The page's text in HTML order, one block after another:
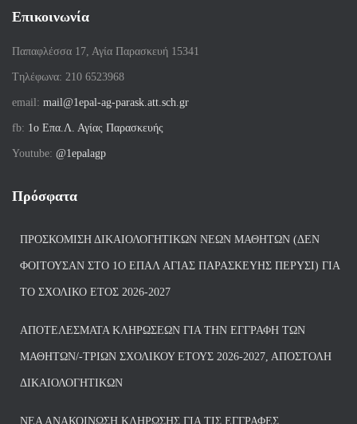
Επικοινωνία
Παπαφλέσσα 17, Αγία Παρασκευή 15341
Tηλέφωνα: 210 6523968
email: mail@1epal-ag-parask.att.sch.gr
fb: 1ο Επα.Λ. Αγίας Παρασκευής
Youtube: @1epalagp
Πρόσφατα
ΠΡΟΣΚΌΜΙΣΗ ΔΙΚΑΙΟΛΟΓΗΤΙΚΏΝ ΝΈΩΝ ΜΑΘΗΤΏΝ (ΔΕΝ
ΦΟΙΤΟΎΣΑΝ ΣΤΟ 1Ο ΕΠΑΛ ΑΓΙΑΣ ΠΑΡΑΣΚΕΥΗΣ ΠΈΡΥΣΙ) ΓΙΑ
ΤΟ ΣΧΟΛΙΚΌ ΈΤΟΣ 2026-2027
ΑΠΟΤΕΛΈΣΜΑΤΑ ΚΛΗΡΏΣΕΩΝ ΓΙΑ ΤΗΝ ΕΓΓΡΑΦΉ ΤΩΝ
ΜΑΘΗΤΏΝ/-ΤΡΙΏΝ ΣΧΟΛΙΚΟΎ ΈΤΟΥΣ 2026-2027, ΑΠΟΣΤΟΛΉ
ΔΙΚΑΙΟΛΟΓΗΤΙΚΏΝ
ΝΕΑ ΑΝΑΚΟΙΝΩΣΗ ΚΛΗΡΩΣΗΣ ΓΙΑ ΤΙΣ ΕΓΓΡΑΦΕΣ